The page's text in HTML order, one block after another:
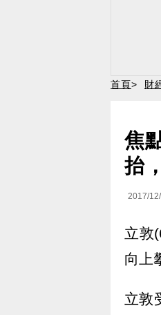
首頁> 財
焦
抬
2017/
立敦
向上
立敦